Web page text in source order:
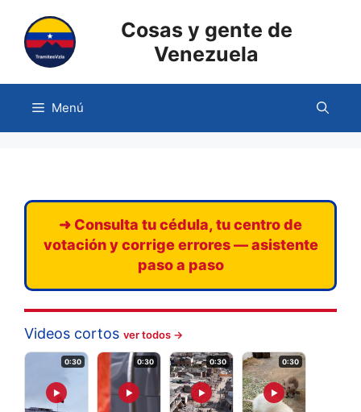
contenido
Cosas y gente de
Venezuela
Menú
➜ Consulta tu cédula, tu centro de
votación y corrige errores — asistente
paso a paso
Videos cortos ver todos →
▶
0:30
▶
0:30
▶
0:30
▶
0:30